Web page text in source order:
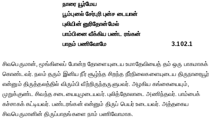
நாரை யூர்மேய
பூம்புனல் சேர்புரி புன்ச டையான்
புலியின் னுரிதோன்மேல்
பாம்பினை வீக்கிய பண்ட ரங்கன்
பாதம் பணிவோமே
3.102.1
சிவபெருமான், மூங்கிலைப் போன்ற தோளையுடைய உமாதேவியைத் தம் ஒரு பாகமாகக்
கொண்டவர். நலம் தரும் இனிய நீர் சூழ்ந்த சிறந்த நீர்நிலைகளையுடைய திருநாரையூர்
என்னும் திருத்தலத்தில் விரும்பி வீற்றிருந்தருளுபவர். அழகிய கங்கையையும்,
முறுக்குண்ட சிவந்த சடையையுமுடையவர். புலித்தோலாடை அணிந்தவர். பாம்பைக்
கச்சாகக் கட்டியவர். பண்டரங்கன் என்னும் திருப் பெயர் உடையவர். அத்தகைய
சிவபெருமானின் திருப்பாதங்களை நாம் பணிவோமாக.